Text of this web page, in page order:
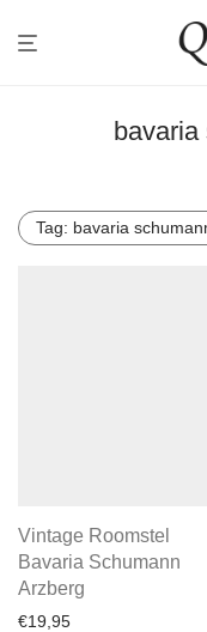
bavaria
Tag: bavaria
Vintage Roomstel
Bavaria Schumann
Arzberg
€19,95